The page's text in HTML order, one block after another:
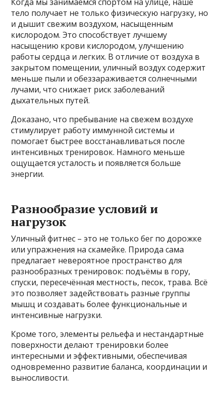
тело получает не только физическую нагрузку, но
и дышит свежим воздухом, насыщенным
кислородом. Это способствует лучшему
насыщению крови кислородом, улучшению
работы сердца и легких. В отличие от воздуха в
закрытом помещении, уличный воздух содержит
меньше пыли и обеззараживается солнечными
лучами, что снижает риск заболеваний
дыхательных путей.
Доказано, что пребывание на свежем воздухе
стимулирует работу иммунной системы и
помогает быстрее восстанавливаться после
интенсивных тренировок. Намного меньше
ощущается усталость и появляется больше
энергии.
Разнообразие условий и
нагрузок
Уличный фитнес – это не только бег по дорожке
или упражнения на скамейке. Природа сама
предлагает невероятное пространство для
разнообразных тренировок: подъёмы в гору,
спуски, пересечённая местность, песок, трава. Всё
это позволяет задействовать разные группы
мышц и создавать более функциональные и
интенсивные нагрузки.
Кроме того, элементы рельефа и нестандартные
поверхности делают тренировки более
интересными и эффективными, обеспечивая
одновременно развитие баланса, координации и
выносливости.